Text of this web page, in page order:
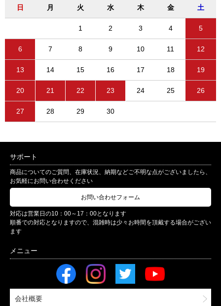
日 月 火 水 木 金 土
1 2 3 4 5
6 7 8 9 10 11 12
13 14 15 16 17 18 19
20 21 22 23 24 25 26
27 28 29 30
サポート
商品についてのご質問、在庫状況、納期などご不明な点がございましたら、
お気軽にお問い合わせください
お問い合わせフォーム
対応は営業日の10：00～17：00となります
順番での対応となりますので、混雑時は少々お時間を頂戴する場合がござい
ます
会社概要